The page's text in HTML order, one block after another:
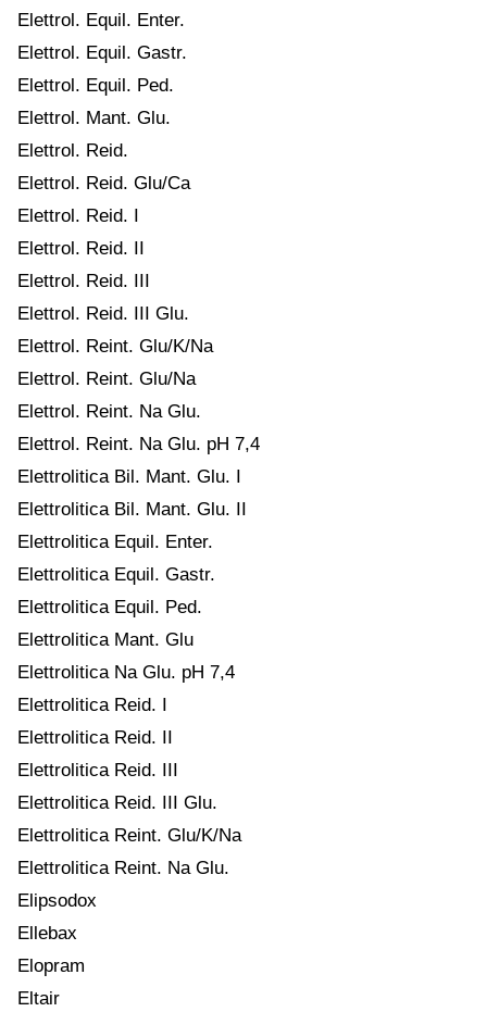
Elettrol. Equil. Enter.
Elettrol. Equil. Gastr.
Elettrol. Equil. Ped.
Elettrol. Mant. Glu.
Elettrol. Reid.
Elettrol. Reid. Glu/Ca
Elettrol. Reid. I
Elettrol. Reid. II
Elettrol. Reid. III
Elettrol. Reid. III Glu.
Elettrol. Reint. Glu/K/Na
Elettrol. Reint. Glu/Na
Elettrol. Reint. Na Glu.
Elettrol. Reint. Na Glu. pH 7,4
Elettrolitica Bil. Mant. Glu. I
Elettrolitica Bil. Mant. Glu. II
Elettrolitica Equil. Enter.
Elettrolitica Equil. Gastr.
Elettrolitica Equil. Ped.
Elettrolitica Mant. Glu
Elettrolitica Na Glu. pH 7,4
Elettrolitica Reid. I
Elettrolitica Reid. II
Elettrolitica Reid. III
Elettrolitica Reid. III Glu.
Elettrolitica Reint. Glu/K/Na
Elettrolitica Reint. Na Glu.
Elipsodox
Ellebax
Elopram
Eltair